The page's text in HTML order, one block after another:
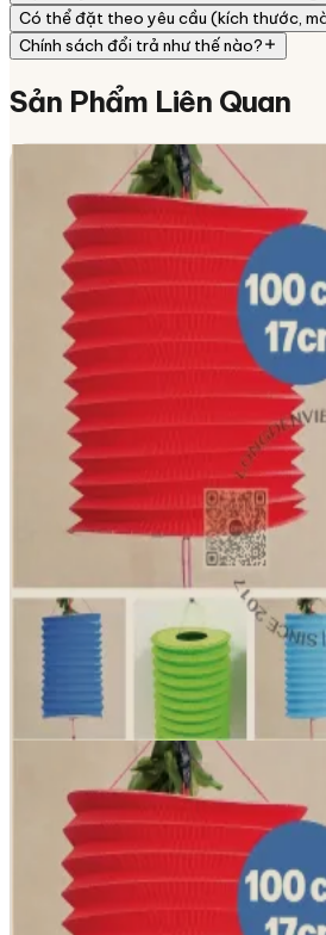
Có thể đặt theo yêu cầu (kích thước,
Chính sách đổi trả như thế nào?
Sản Phẩm Liên Quan